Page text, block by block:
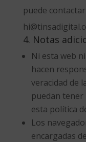
puede
4. Notas
Ni esta web
hacen
veracidad de
puedan
esta política
Los
encargadas